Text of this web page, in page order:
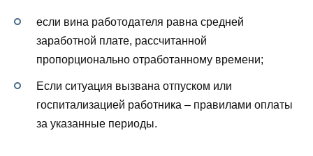
если вина работодателя равна средней
заработной плате, рассчитанной
пропорционально отработанному времени;
Если ситуация вызвана отпуском или
госпитализацией работника – правилами оплаты
за указанные периоды.